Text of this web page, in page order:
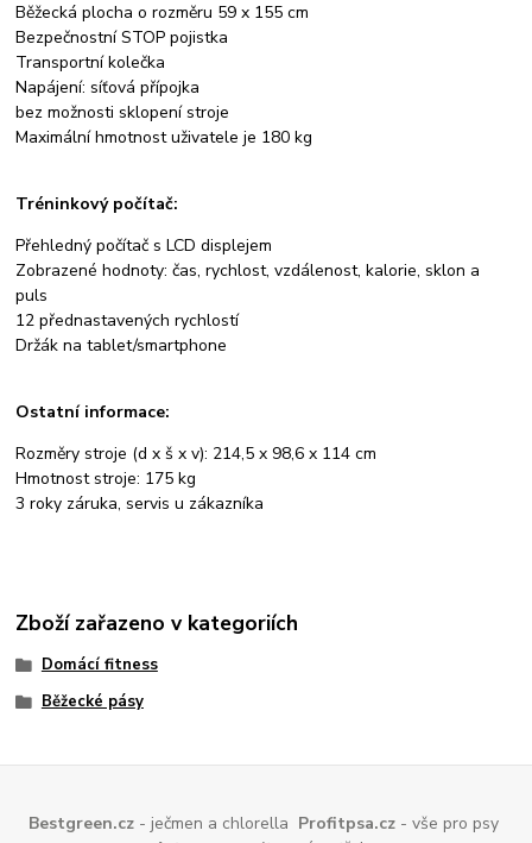
Běžecká plocha o rozměru 59 x 155 cm
Bezpečnostní STOP pojistka
Transportní kolečka
Napájení: síťová přípojka
bez možnosti sklopení stroje
Maximální hmotnost uživatele je 180 kg
Tréninkový počítač:
Přehledný počítač s LCD displejem
Zobrazené hodnoty: čas, rychlost, vzdálenost, kalorie, sklon a
puls
12 přednastavených rychlostí
Držák na tablet/smartphone
Ostatní informace:
Rozměry stroje (d x š x v): 214,5 x 98,6 x 114 cm
Hmotnost stroje: 175 kg
3 roky záruka, servis u zákazníka
Zboží zařazeno v kategoriích
Domácí fitness
Běžecké pásy
Bestgreen.cz - ječmen a chlorella Profitpsa.cz - vše pro psy